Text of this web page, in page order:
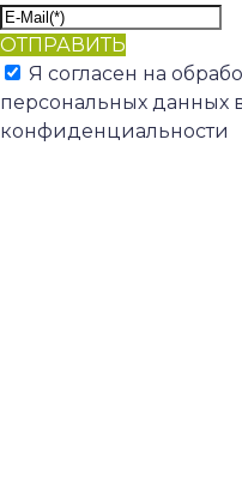
ОТПРАВИТЬ
Я согласен на
персональных данных
конфиденциальности